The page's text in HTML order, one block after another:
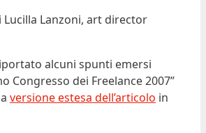
Lanzoni, art director
alcuni spunti emersi
Congresso dei Freelance 2007”
versione estesa dell’articolo in